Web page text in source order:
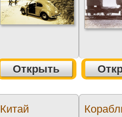
Открыть
Китай